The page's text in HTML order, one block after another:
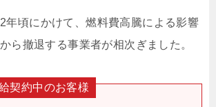
年頃にかけて、燃料費高騰による影響
ら撤退する事業者が相次ぎました。
契約中のお客様